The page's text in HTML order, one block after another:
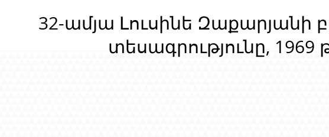
32-ամյա Լուսինե Զաքարյանի
տեսագրությունը, 1969